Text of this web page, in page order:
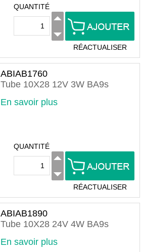
QUANTITÉ
RÉACTUALISER
ABIAB1760
Tube 10X28 12V 3W BA9s
En savoir plus
QUANTITÉ
RÉACTUALISER
ABIAB1890
Tube 10X28 24V 4W BA9s
En savoir plus